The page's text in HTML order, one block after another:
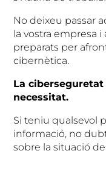
No deixeu passar
la vostra empresa
preparats per
cibernètica.
La ciberseguretat
necessitat.
Si teniu qualsevol
informació, no
sobre la situació